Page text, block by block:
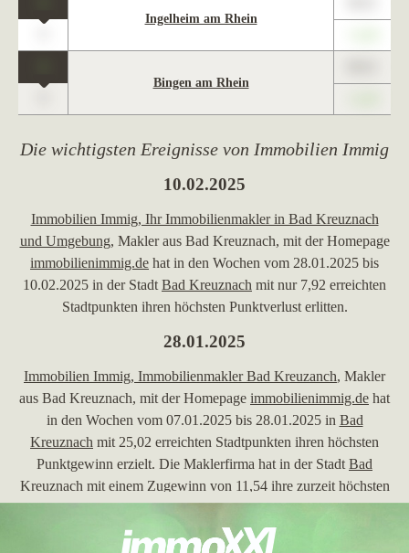
Ingelheim am Rhein
Bingen am Rhein
Die wichtigsten Ereignisse von Immobilien Immig
10.02.2025
Immobilien Immig, Ihr Immobilienmakler in Bad Kreuznach
und Umgebung, Makler aus Bad Kreuznach, mit der Homepage
immobilienimmig.de hat in den Wochen vom 28.01.2025 bis
10.02.2025 in der Stadt Bad Kreuznach mit nur 7,92 erreichten
Stadtpunkten ihren höchsten Punktverlust erlitten.
28.01.2025
Immobilien Immig, Immobilienmakler Bad Kreuzanch, Makler
aus Bad Kreuznach, mit der Homepage immobilienimmig.de hat
in den Wochen vom 07.01.2025 bis 28.01.2025 in Bad
Kreuznach mit 25,02 erreichten Stadtpunkten ihren höchsten
Punktgewinn erzielt. Die Maklerfirma hat in der Stadt Bad
Kreuznach mit einem Zugewinn von 11,54 ihre zurzeit höchsten
Stadtpunkte von 25,02 gewonnen. Die Maklerdomain hat mit
exakt 26,03 Gesamtpunkten ihre bis zu diesem Zeitpunkt